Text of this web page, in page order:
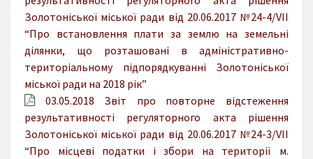
Золотоніської міської ради від 20.06.2017 №24-4/VII
“Про встановлення плати за землю на земельні
ділянки, що розташовані в адміністративно-
територіальному підпорядкуванні Золотоніської
міської ради на 2018 рік”
03.05.2018 Звіт про повторне відстеження
результативності регуляторного акта рішення
Золотоніської міської ради від 20.06.2017 №24-3/VII
“Про місцеві податки і збори на території м.